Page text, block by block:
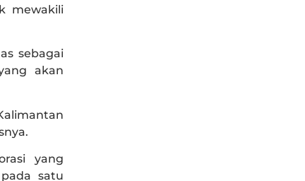
mewakili
sebagai
akan
yang
satu